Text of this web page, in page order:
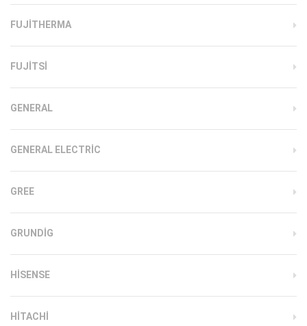
FUJITHERMA
FUJITSI
GENERAL
GENERAL ELECTRIC
GREE
GRUNDIG
HISENSE
HITACHI